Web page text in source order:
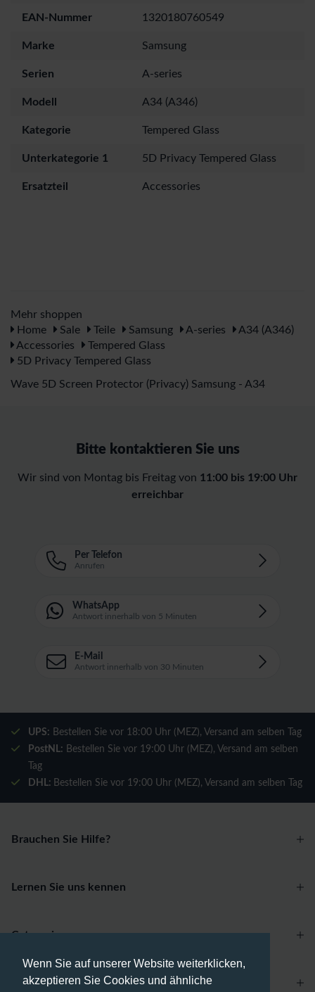
Wenn Sie auf unserer Website weiterklicken,
akzeptieren Sie Cookies und ähnliche
EAN-Nummer 1320180760549
Marke Samsung
Serien A-series
Modell A34 (A346)
Kategorie Tempered Glass
Unterkategorie 1 5D Privacy Tempered Glass
Ersatzteil Accessories
Mehr shoppen
Home
Sale Teile Samsung A-series
A34 (A346)
Accessories
Tempered Glass
5D Privacy Tempered Glass
Wave 5D Screen Protector (Privacy) Samsung - A34
Bitte kontaktieren Sie uns
Wir sind von Montag bis Freitag von 11:00 bis 19:00 Uhr
erreichbar
Per Telefon
Anrufen
WhatsApp
Antwort innerhalb von 5 Minuten
E-Mail
Antwort innerhalb von 30 Minuten
UPS: Bestellen Sie vor 18:00 Uhr (MEZ), Versand am selben Tag
PostNL: Bestellen Sie vor 19:00 Uhr (MEZ), Versand am selben
Tag
DHL: Bestellen Sie vor 19:00 Uhr (MEZ), Versand am selben Tag
Brauchen Sie Hilfe?
Lernen Sie uns kennen
Categories
Account